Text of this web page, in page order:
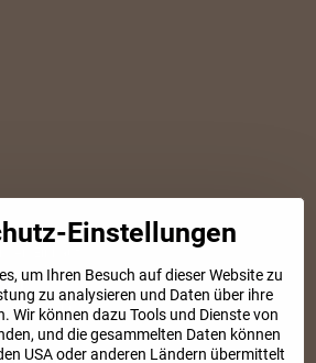
von 8:30 bis 15:00
Einstellungen
um Ihren Besuch auf dieser Website zu
zu analysieren und Daten über ihre
Wir können dazu Tools und Dienste von
und die gesammelten Daten können
USA oder anderen Ländern übermittelt